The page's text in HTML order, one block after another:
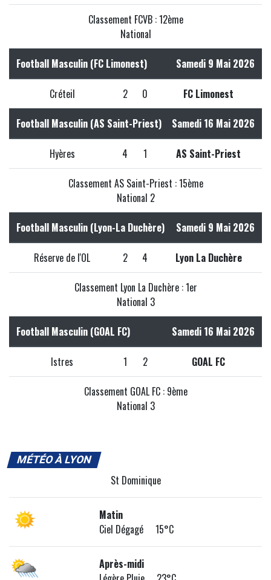
Classement FCVB : 12ème
National
Football Masculin (FC Limonest) Samedi 9 Mai 2026
Créteil 2 0 FC Limonest
Football Masculin (AS Saint-Priest) Samedi 16 Mai 2026
Hyères 4 1 AS Saint-Priest
Classement AS Saint-Priest : 15ème
National 2
Football Masculin (Lyon-La Duchère) Samedi 9 Mai 2026
Réserve de l'OL 2 4 Lyon La Duchère
Classement Lyon La Duchère : 1er
National 3
Football Masculin (GOAL FC) Samedi 16 Mai 2026
Istres 1 2 GOAL FC
Classement GOAL FC : 9ème
National 3
MÉTÉO À LYON
St Dominique
Matin
Ciel Dégagé 15°C
Après-midi